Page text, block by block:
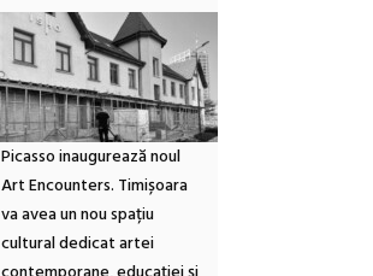
Picasso inaugurează noul
Art Encounters. Timișoara
va avea un nou spațiu
cultural dedicat artei